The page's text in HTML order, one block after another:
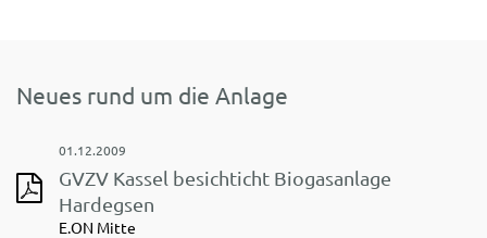
Neues rund um die Anlage
01.12.2009
GVZV Kassel besichticht Biogasanlage
Hardegsen
E.ON Mitte